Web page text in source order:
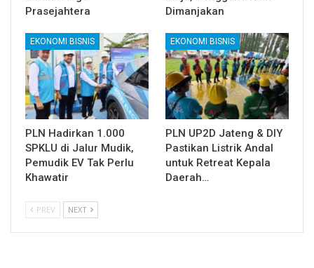
Prasejahtera
Dimanjakan
EKONOMI BISNIS
PLN Hadirkan 1.000
SPKLU di Jalur Mudik,
Pemudik EV Tak Perlu
Khawatir
EKONOMI BISNIS
PLN UP2D Jateng & DIY
Pastikan Listrik Andal
untuk Retreat Kepala
Daerah…
PREV NEXT